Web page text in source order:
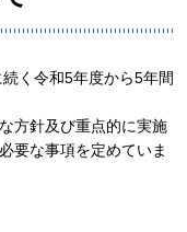
く令和5年度から5年間
方針及び重点的に実施
要な事項を定めていま